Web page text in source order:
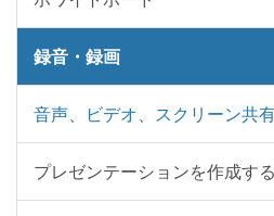
録音・録画
音声、ビデオ、スクリーン共
プレゼンテーションを作成する